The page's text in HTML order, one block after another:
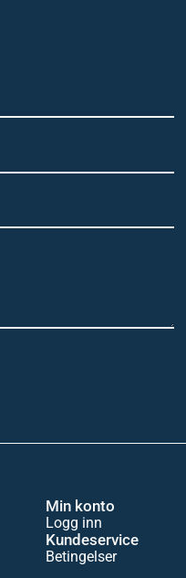
Min konto
Logg inn
Kundeservice
Betingelser